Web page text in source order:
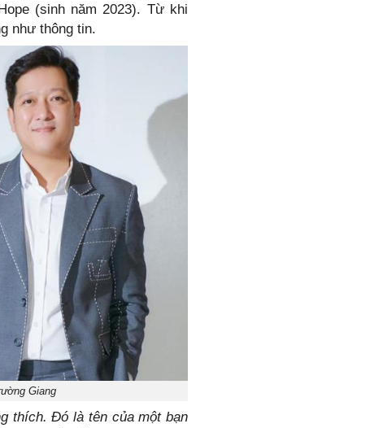
(sinh năm 2023). Từ khi
như thông tin.
Giang
thích. Đó là tên của một bạn